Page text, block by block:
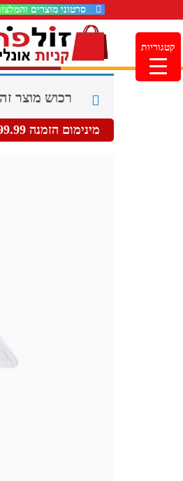
סרטוני מוצרים
רכוש מוצר זה ותרוויח
מינימום הזמנה 99.99ש”ח
קטגוריות